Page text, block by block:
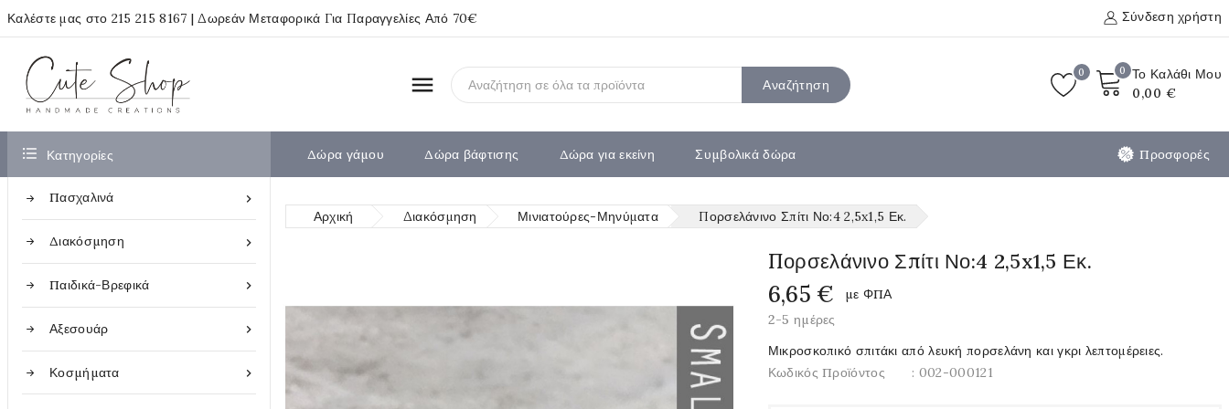
Καλέστε μας στο 215 215 8167 | Δωρεάν Μεταφορικά Για Παραγγελίες Από 70€ Σύνδεση χρήστη

0 Το Καλάθι Μου
0,00 €
Αναζήτηση
0
 Κατηγορίες

Πασχαλινά

Διακόσμηση

Παιδικά-Βρεφικά

Αξεσουάρ

Κοσμήματα
Δώρα γάμου Δώρα βάφτισης Δώρα για εκείνη Συμβολικά δώρα Προσφορές
Αρχική Διακόσμηση Μινιατούρες-Μηνύματα Πορσελάνινο Σπίτι Νο:4 2,5x1,5 Εκ.
Πορσελάνινο Σπίτι Νο:4 2,5x1,5 Εκ.
6,65 €
με ΦΠΑ
2-5 ημέρες
Μικροσκοπικό σπιτάκι από λευκή πορσελάνη και γκρι λεπτομέρειες.
Κωδικός Προϊόντος
: 002-000121